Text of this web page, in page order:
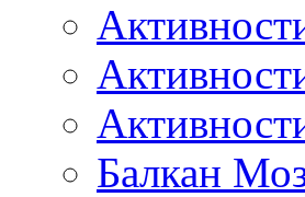
Балкан